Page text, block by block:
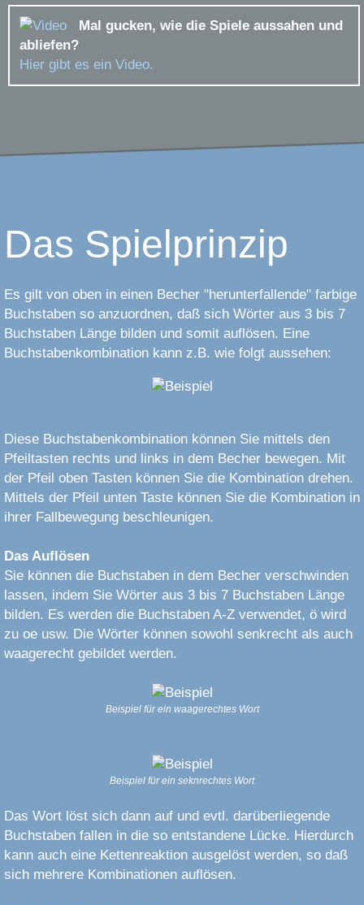
Mal gucken, wie die Spiele aussahen und
abliefen?
Hier gibt es ein Video.
Das Spielprinzip
Es gilt von oben in einen Becher "herunterfallende" farbige
Buchstaben so anzuordnen, daß sich Wörter aus 3 bis 7
Buchstaben Länge bilden und somit auflösen. Eine
Buchstabenkombination kann z.B. wie folgt aussehen:
Diese Buchstabenkombination können Sie mittels den
Pfeiltasten rechts und links in dem Becher bewegen. Mit
der Pfeil oben Tasten können Sie die Kombination drehen.
Mittels der Pfeil unten Taste können Sie die Kombination in
ihrer Fallbewegung beschleunigen.
Das Auflösen
Sie können die Buchstaben in dem Becher verschwinden
lassen, indem Sie Wörter aus 3 bis 7 Buchstaben Länge
bilden. Es werden die Buchstaben A-Z verwendet, ö wird
zu oe usw. Die Wörter können sowohl senkrecht als auch
waagerecht gebildet werden.
Beispiel für ein waagerechtes Wort
Beispiel für ein seknrechtes Wort
Das Wort löst sich dann auf und evtl. darüberliegende
Buchstaben fallen in die so entstandene Lücke. Hierdurch
kann auch eine Kettenreaktion ausgelöst werden, so daß
sich mehrere Kombinationen auflösen.